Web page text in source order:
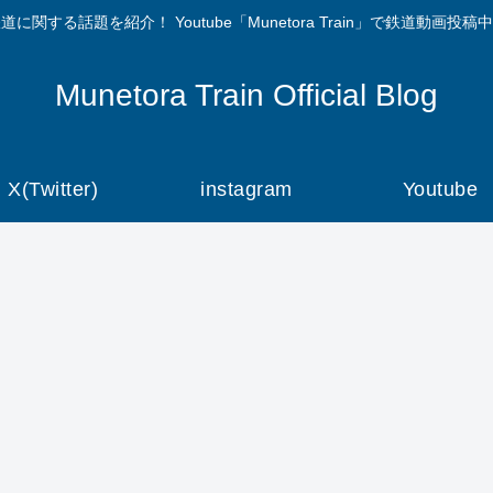
に関する話題を紹介！ Youtube「Munetora Train」で鉄道動画投稿
Munetora Train Official Blog
X(Twitter) instagram Youtube